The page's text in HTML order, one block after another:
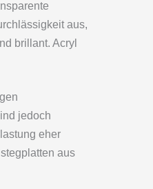
aus,
brillant. Acryl
jedoch
eher
aus